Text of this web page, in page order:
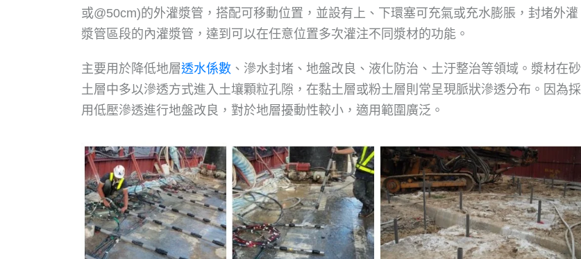
或@50cm)的外灌漿管，搭配可移動位置，並設有上、下環塞可充氣或充水膨脹，封堵外灌
漿管區段的內灌漿管，達到可以在任意位置多次灌注不同漿材的功能。
主要用於降低地層透水係數 、滲水封堵、地盤改良、液化防治、土汙整治等領域。漿材在砂
土層中多以滲透方式進入土壤顆粒孔隙，在黏土層或粉土層則常呈現脈狀滲透分布。因為採
用低壓滲透進行地盤改良，對於地層擾動性較小，適用範圍廣泛。